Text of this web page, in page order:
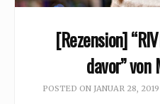
[Rezension]
davor” von
POSTED ON JANUAR 28, 2019